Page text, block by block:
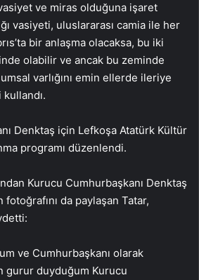
ve miras olduğuna işaret
vasiyeti, uluslararası camia ile her
bir anlaşma olacaksa, bu iki
olabilir ve ancak bu zeminde
varlığını emin ellerde ileriye
Denktaş için Lefkoşa Atatürk Kültür
programı düzenlendi.
Kurucu Cumhurbaşkanı Denktaş
da paylaşan Tatar,
ve Cumhurbaşkanı olarak
gurur duyduğum Kurucu